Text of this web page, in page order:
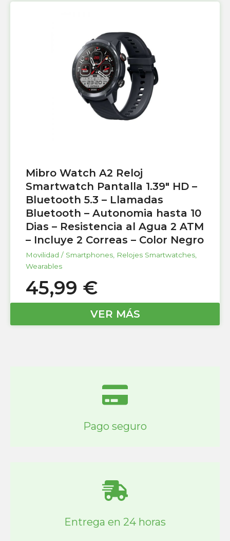
Mibro Watch A2 Reloj
Smartwatch Pantalla 1.39″ HD –
Bluetooth 5.3 – Llamadas
Bluetooth – Autonomia hasta 10
Dias – Resistencia al Agua 2 ATM
– Incluye 2 Correas – Color Negro
Movilidad / Smartphones, Relojes Smartwatches,
Wearables
45,99 €
VER MÁS
Pago seguro
Entrega en 24 horas